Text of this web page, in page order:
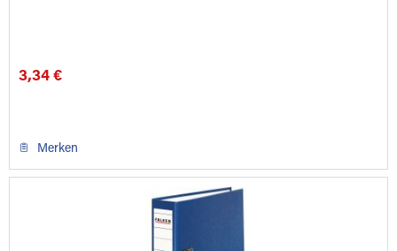
3,34 €
Merken